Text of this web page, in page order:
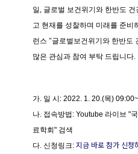
일, 글로벌 보건위기와 한반도
고 현재를 성찰하며 미래를 준비
런스 "글로벌보건위기와 한반도
많은 관심과 참여 부탁 드립니다.
가. 일 시 :2022. 1. 20.(목)
나. 접속방법 :Youtube 라이브 "
료학회" 검색
다.신청링크:지금 바로 참가 신청